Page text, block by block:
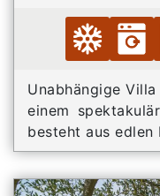
Unabhängige
einem
besteht aus edlen